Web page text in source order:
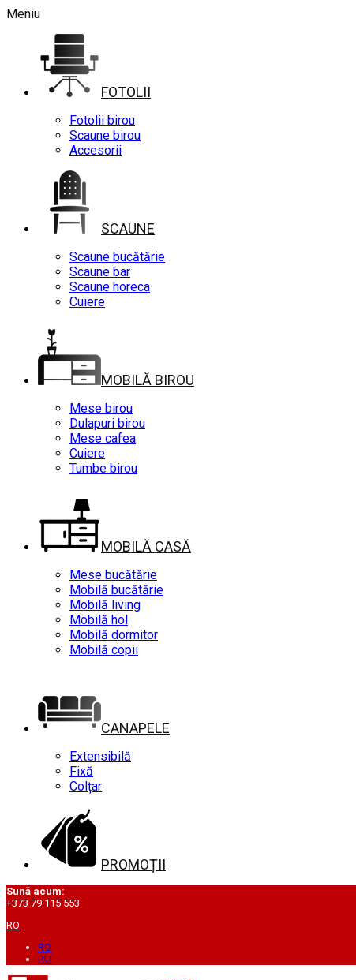
Meniu
FOTOLII
Fotolii birou
Scaune birou
Accesorii
SCAUNE
Scaune bucătărie
Scaune bar
Scaune horeca
Cuiere
MOBILĂ BIROU
Mese birou
Dulapuri birou
Mese cafea
Cuiere
Tumbe birou
MOBILĂ CASĂ
Mese bucătărie
Mobilă bucătărie
Mobilă living
Mobilă hol
Mobilă dormitor
Mobilă copii
CANAPELE
Extensibilă
Fixă
Colțar
PROMOȚII
Sună acum:
+373 79 115 553
RO
RO
RU